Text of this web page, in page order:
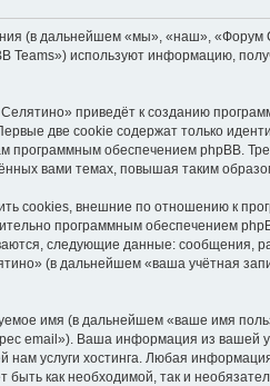
(в дальнейшем «мы», «наш»,
Teams») используют информацию,
приведёт к созданию
две cookie содержат только
обеспечением phpBB.
вами темах, повышая таким
cookies, внешние по отношению к
программным обеспечением
следующие данные: сообщения,
(в дальнейшем «ваша учётная
имя (в дальнейшем «ваше имя
email»). Ваша информация из вашей
услуги хостинга. Любая
как необходимой, так и